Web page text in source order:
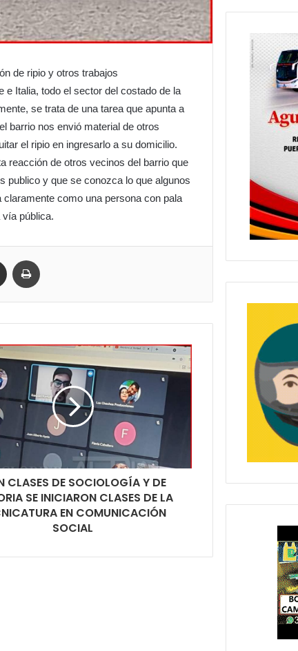
de ripio y otros trabajos
Italia, todo el sector del costado de la
se trata de una tarea que apunta a
barrio nos envió material de otros
el ripio en ingresarlo a su domicilio.
reacción de otros vecinos del barrio que
publico y que se conozca lo que algunos
como una persona con pala
pública.
Compartir por correo electrónico
CLASES DE SOCIOLOGÍA Y DE
SE INICIARON CLASES DE LA
EN COMUNICACIÓN
SOCIAL